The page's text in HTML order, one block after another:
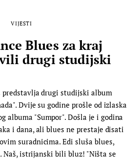
VIJESTI
Blues za kraj
drugi studijski
predstavlja drugi studijski album
Dvije su godine prošle od izlaska
albuma "Sumpor". Došla je i godina
i dana, ali blues ne prestaje disati
suradnicima. Edi sluša blues,
Naš, istrijanski bili bluz! "Ništa se